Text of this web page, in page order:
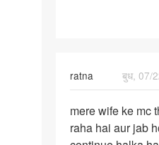
ratna
बुध, 07/
mere
wife
mere wife ke mc
raha hai aur jab